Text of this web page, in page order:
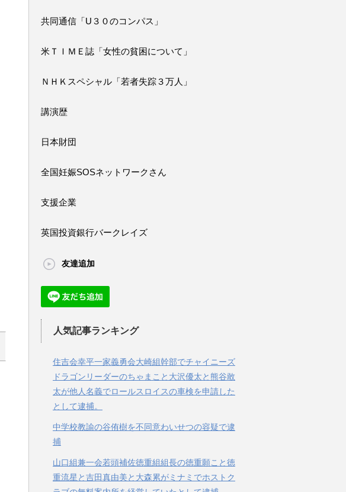
共同通信「U３０のコンパス」
米ＴＩＭＥ誌「女性の貧困について」
ＮＨＫスペシャル「若者失踪３万人」
講演歴
日本財団
全国妊娠SOSネットワークさん
支援企業
英国投資銀行バークレイズ
友達追加
人気記事ランキング
住吉会幸平一家義勇会大崎組幹部でチャイニーズ
ドラゴンリーダーのちゃまこと大沢優太と熊谷敢
太が他人名義でロールスロイスの車検を申請した
として逮捕。
中学校教諭の谷侑樹を不同意わいせつの容疑で逮
捕
山口組兼一会若頭補佐徳重組組長の徳重願こと徳
重流星と吉田真由美と大森累がミナミでホストク